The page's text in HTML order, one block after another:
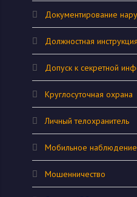
Документирование
Должностная инструкция
Допуск к секретной
Круглосуточная охрана
Личный телохранитель
Мобильное наблюдение
Мошенничество